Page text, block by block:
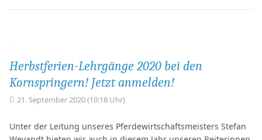
Herbstferien-Lehrgänge 2020 bei den
Kornspringern! Jetzt anmelden!
21. September 2020 (10:18 Uhr)
Unter der Leitung unseres Pferdewirtschaftsmeisters Stefan